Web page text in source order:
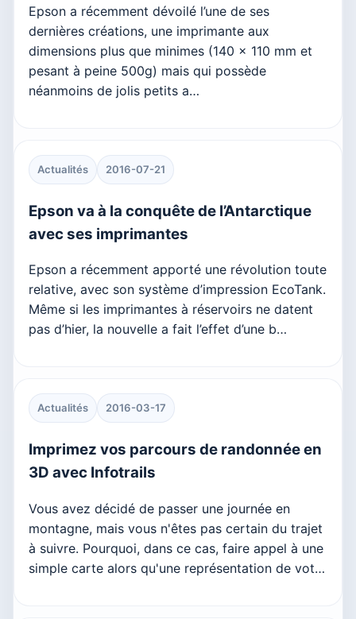
Epson a récemment dévoilé l’une de ses
dernières créations, une imprimante aux
dimensions plus que minimes (140 x 110 mm et
pesant à peine 500g) mais qui possède
néanmoins de jolis petits a…
Actualités 2016-07-21
Epson va à la conquête de l’Antarctique
avec ses imprimantes
Epson a récemment apporté une révolution toute
relative, avec son système d’impression EcoTank.
Même si les imprimantes à réservoirs ne datent
pas d’hier, la nouvelle a fait l’effet d’une b…
Actualités 2016-03-17
Imprimez vos parcours de randonnée en
3D avec Infotrails
Vous avez décidé de passer une journée en
montagne, mais vous n'êtes pas certain du trajet
à suivre. Pourquoi, dans ce cas, faire appel à une
simple carte alors qu'une représentation de vot…